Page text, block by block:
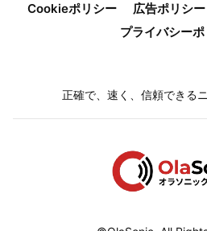
Cookieポリシー 広告ポリシー
プライバシー
正確で、速く、信頼できる